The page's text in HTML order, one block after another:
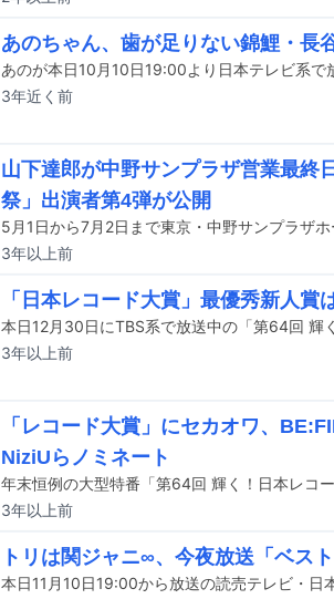
あのちゃん、歯が足りない錦鯉・長
3年近く 前
山下達郎が中野サンプラザ営業最終
祭」出演者第4弾が公開
3年以上前
「日本レコード大賞」最優秀新人賞
3年以上前
「レコード大賞」にセカオワ、
NiziUらノミネート
3年以上前
トリは関ジャニ∞、今夜放送「ベス